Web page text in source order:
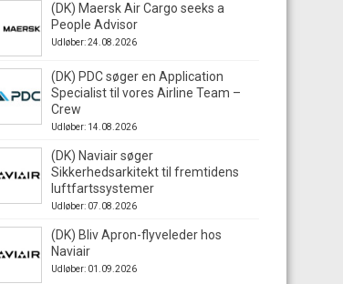
(DK) Maersk Air Cargo seeks a
People Advisor
Udløber: 24.08.2026
(DK) PDC søger en Application
Specialist til vores Airline Team –
Crew
Udløber: 14.08.2026
(DK) Naviair søger
Sikkerhedsarkitekt til fremtidens
luftfartssystemer
Udløber: 07.08.2026
(DK) Bliv Apron-flyveleder hos
Naviair
Udløber: 01.09.2026